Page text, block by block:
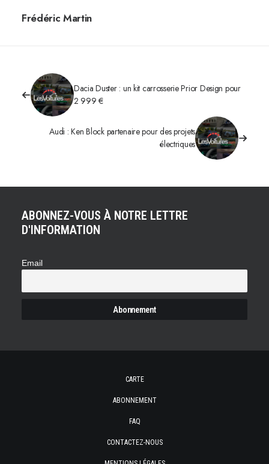
Frédéric Martin
Dacia Duster : un kit carrosserie Prior Design pour
2 999 €
Audi : Ken Block partenaire pour des projets
électriques
ABONNEZ-VOUS À NOTRE LETTRE
D'INFORMATION
Email
CARTE
ABONNEMENT
FAQ
CONTACTEZ-NOUS